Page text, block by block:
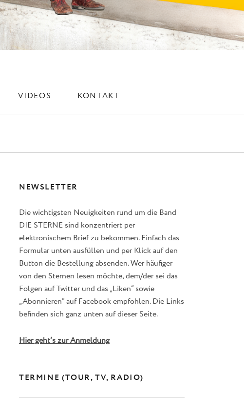
VIDEOS KONTAKT
NEWSLETTER
Die wichtigsten Neuigkeiten rund um die Band
DIE STERNE sind konzentriert per
elektronischem Brief zu bekommen. Einfach das
Formular unten ausfüllen und per Klick auf den
Button die Bestellung absenden. Wer häufiger
von den Sternen lesen möchte, dem/der sei das
Folgen auf Twitter und das „Liken“ sowie
„Abonnieren“ auf Facebook empfohlen. Die Links
befinden sich ganz unten auf dieser Seite.
Hier geht’s zur Anmeldung
TERMINE (TOUR, TV, RADIO)